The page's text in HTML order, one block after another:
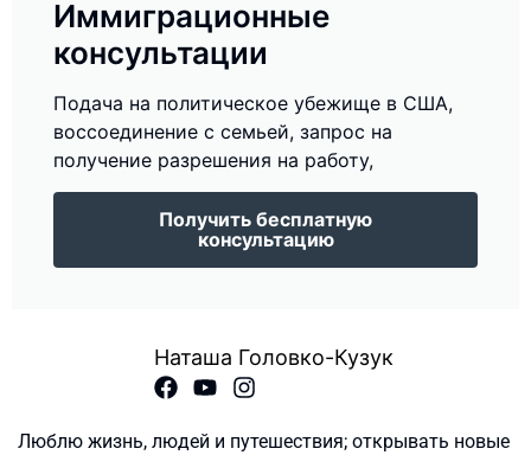
Иммиграционные
консультации
Подача на политическое убежище в США,
воссоединение с семьей, запрос на
получение разрешения на работу,
Получить бесплатную
консультацию
Наташа Головко-Кузук
Люблю жизнь, людей и путешествия; открывать новые